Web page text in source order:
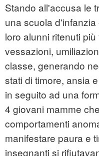
Stando all'accusa le
una scuola
loro alunni ritenuti più
vessazioni,
classe, generando
stati di timore, ansia
in seguito ad una
4 giovani mamme
comportamenti
manifestare paura e
insegnanti si